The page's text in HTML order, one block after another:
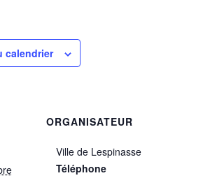
calendrier
ORGANISATEUR
Ville de Lespinasse
Téléphone